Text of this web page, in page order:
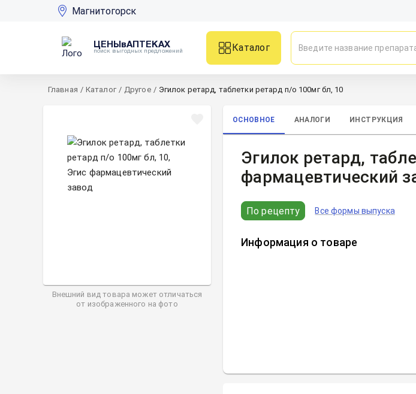
Магнитогорск
ЦЕНЫвАПТЕКАХ
поиск выгодных предложений
Каталог
Главная / Каталог / Другое / Эгилок ретард, таблетки ретард п/о 100мг бл, 10
Внешний вид товара может отличаться
от изображенного на фото
ОСНОВНОЕ АНАЛОГИ ИНСТРУКЦИЯ
Эгилок ретард,
фармацевтический
По рецепту Все формы выпуска
Информация о товаре